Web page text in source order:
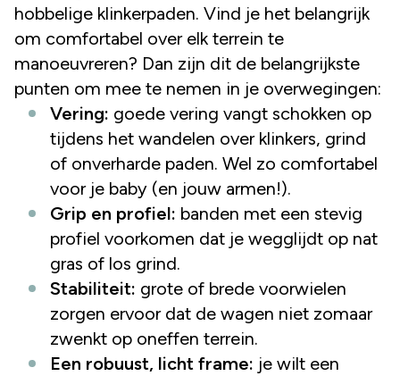
hobbelige klinkerpaden. Vind je het belangrijk
om comfortabel over elk terrein te
manoeuvreren? Dan zijn dit de belangrijkste
punten om mee te nemen in je overwegingen:
Vering: goede vering vangt schokken op
tijdens het wandelen over klinkers, grind
of onverharde paden. Wel zo comfortabel
voor je baby (en jouw armen!).
Grip en profiel: banden met een stevig
profiel voorkomen dat je wegglijdt op nat
gras of los grind.
Stabiliteit: grote of brede voorwielen
zorgen ervoor dat de wagen niet zomaar
zwenkt op oneffen terrein.
Een robuust, licht frame: je wilt een